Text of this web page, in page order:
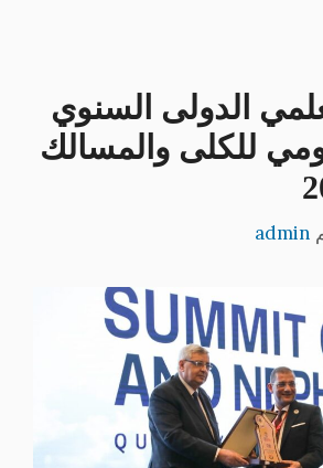
الدولى السنوي
للكلى والمسالك
admin